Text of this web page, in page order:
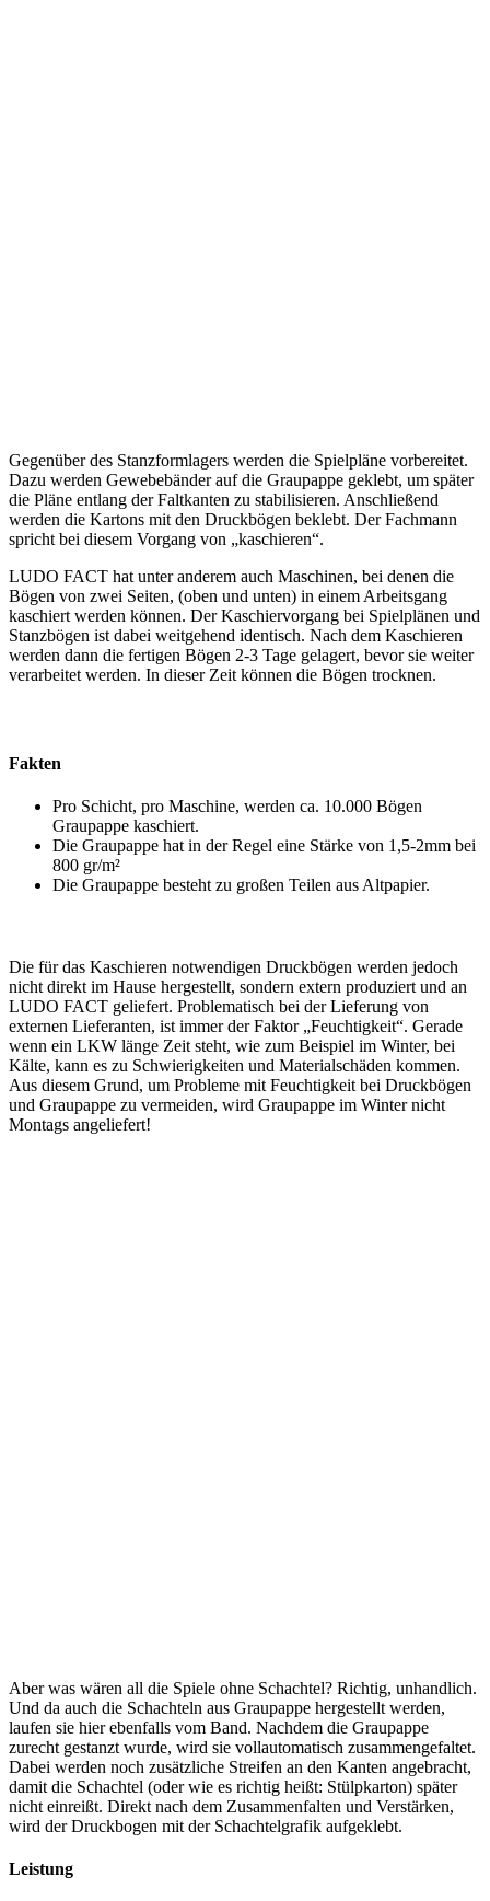
Gegenüber des Stanzformlagers werden die Spielpläne vorbereitet.
Dazu werden Gewebebänder auf die Graupappe geklebt, um später
die Pläne entlang der Faltkanten zu stabilisieren. Anschließend
werden die Kartons mit den Druckbögen beklebt. Der Fachmann
spricht bei diesem Vorgang von „kaschieren“.
LUDO FACT hat unter anderem auch Maschinen, bei denen die
Bögen von zwei Seiten, (oben und unten) in einem Arbeitsgang
kaschiert werden können. Der Kaschiervorgang bei Spielplänen und
Stanzbögen ist dabei weitgehend identisch. Nach dem Kaschieren
werden dann die fertigen Bögen 2-3 Tage gelagert, bevor sie weiter
verarbeitet werden. In dieser Zeit können die Bögen trocknen.
Fakten
Pro Schicht, pro Maschine, werden ca. 10.000 Bögen
Graupappe kaschiert.
Die Graupappe hat in der Regel eine Stärke von 1,5-2mm bei
800 gr/m²
Die Graupappe besteht zu großen Teilen aus Altpapier.
Die für das Kaschieren notwendigen Druckbögen werden jedoch
nicht direkt im Hause hergestellt, sondern extern produziert und an
LUDO FACT geliefert. Problematisch bei der Lieferung von
externen Lieferanten, ist immer der Faktor „Feuchtigkeit“. Gerade
wenn ein LKW länge Zeit steht, wie zum Beispiel im Winter, bei
Kälte, kann es zu Schwierigkeiten und Materialschäden kommen.
Aus diesem Grund, um Probleme mit Feuchtigkeit bei Druckbögen
und Graupappe zu vermeiden, wird Graupappe im Winter nicht
Montags angeliefert!
Aber was wären all die Spiele ohne Schachtel? Richtig, unhandlich.
Und da auch die Schachteln aus Graupappe hergestellt werden,
laufen sie hier ebenfalls vom Band. Nachdem die Graupappe
zurecht gestanzt wurde, wird sie vollautomatisch zusammengefaltet.
Dabei werden noch zusätzliche Streifen an den Kanten angebracht,
damit die Schachtel (oder wie es richtig heißt: Stülpkarton) später
nicht einreißt. Direkt nach dem Zusammenfalten und Verstärken,
wird der Druckbogen mit der Schachtelgrafik aufgeklebt.
Leistung